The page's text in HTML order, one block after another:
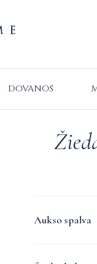
DOVANOS
Aukso spalva